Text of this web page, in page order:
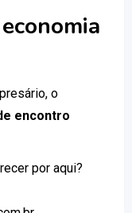
o
encontro
por aqui?